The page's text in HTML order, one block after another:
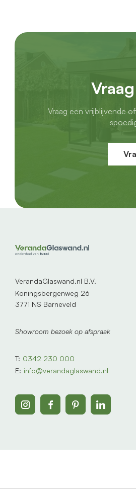
Vraag een vrijblijvende
VerandaGlaswand.nl B.V.
Koningsbergenweg 26
3771 NS Barneveld
Showroom bezoek op afspraak
T: 0342 230 000
E: info@verandaglaswand.nl